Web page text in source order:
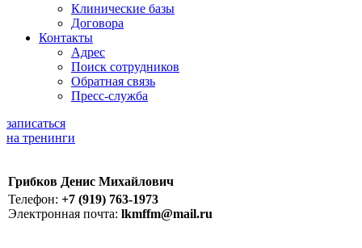
Клинические базы
Договора
Контакты
Адрес
Поиск сотрудников
Обратная связь
Пресс-служба
записаться
на тренинги
Грибков Денис Михайлович
Телефон: +7 (919) 763-1973
Электронная почта: lkmffm@mail.ru